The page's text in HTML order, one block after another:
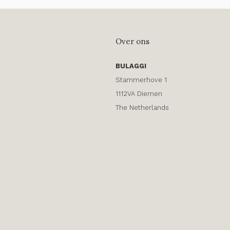
Over ons
BULAGGI
Stammerhove 1
1112VA Diemen
The Netherlands